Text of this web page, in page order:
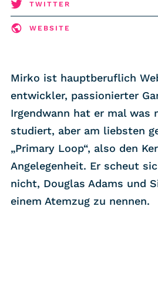
RSS-Feed
DATENSCHUTZ
Unterstützen
TWITTER
WEBSITE
Mirko ist hauptberuflich
entwickler, passionierter
Irgendwann hat er mal was
studiert, aber am liebsten
„Primary Loop“, also den
Angelegenheit. Er scheut
nicht, Douglas Adams und
einem Atemzug zu nennen.